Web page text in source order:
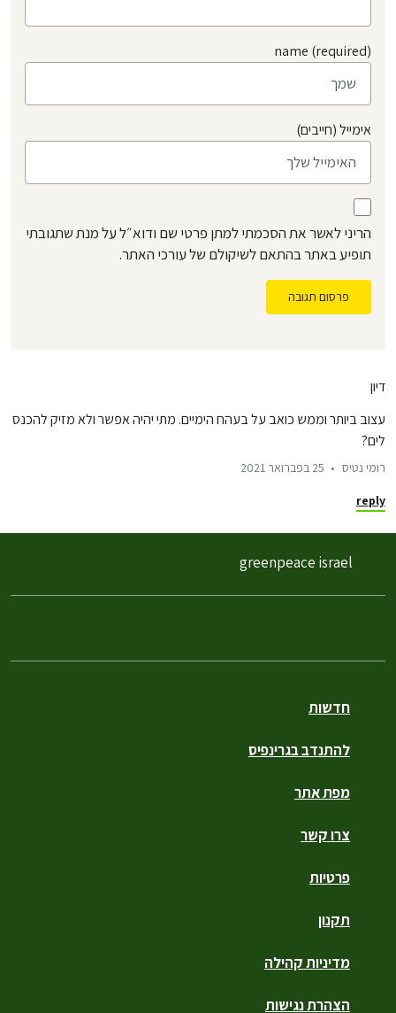
name (required)
אימייל (חייבים)
הריני לאשר את הסכמתי למתן פרטי שם ודוא״ל על מנת שתגובתי
תופיע באתר בהתאם לשיקולם של עורכי האתר.
פרסום תגובה
דיון
עצוב ביותר וממש כואב על בעהח הימיים. מתי יהיה אפשר ולא מזיק להכנס
לים?
רומי נטיס 25 בפברואר 2021
reply
חדשות
להתנדב בגרינפיס
מפת אתר
צרו קשר
פרטיות
תקנון
מדיניות קהילה
הצהרת נגישות